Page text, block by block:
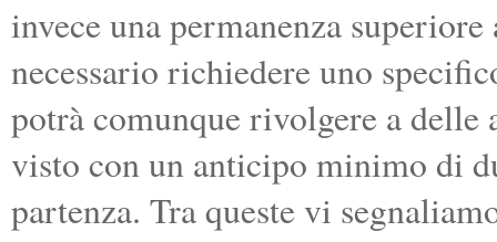
invece una permanenza
necessario richiedere uno
potrà comunque rivolgere a
visto con un anticipo minimo di
partenza. Tra queste vi